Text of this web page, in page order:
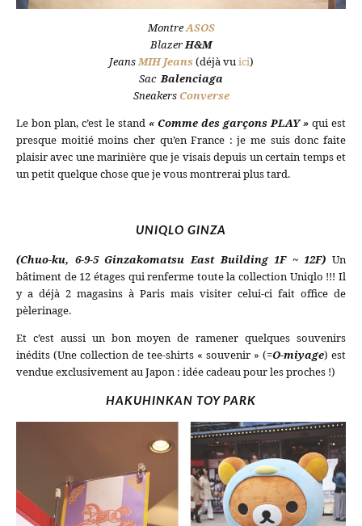
MontreASOS
Blazer H&M
JeansMIH Jeans(déjà vu ici)
Sac Balenciaga
SneakersConverse
Le bon plan, c’est le stand « Comme des garçons PLAY » qui est
presque moitié moins cher qu’en France : je me suis donc faite
plaisir avec une marinière que je visais depuis un certain temps et
un petit quelque chose que je vous montrerai plus tard.
UNIQLO GINZA
(Chuo-ku, 6-9-5 Ginzakomatsu East Building 1F ~ 12F) Un
bâtiment de 12 étages qui renferme toute la collection Uniqlo !!! Il
y a déjà 2 magasins à Paris mais visiter celui-ci fait office de
pèlerinage.
Et c’est aussi un bon moyen de ramener quelques souvenirs
inédits (Une collection de tee-shirts « souvenir » (=O-miyage) est
vendue exclusivement au Japon : idée cadeau pour les proches !)
HAKUHINKAN TOY PARK